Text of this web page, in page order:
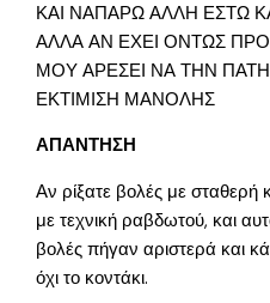
ΚΑΙ ΝΑΠΑΡΩ ΑΛΛΗ ΕΣΤΩ
ΑΛΛΑ ΑΝ ΕΧΕΙ ΟΝΤΩΣ
ΜΟΥ ΑΡΕΣΕΙ ΝΑ ΤΗΝ
ΕΚΤΙΜΙΣΗ ΜΑΝΟΛΗΣ
ΑΠΑΝΤΗΣΗ
Αν ρίξατε βολές με σταθερή
με τεχνική ραβδωτού, και
βολές πήγαν αριστερά και
όχι το κοντάκι.